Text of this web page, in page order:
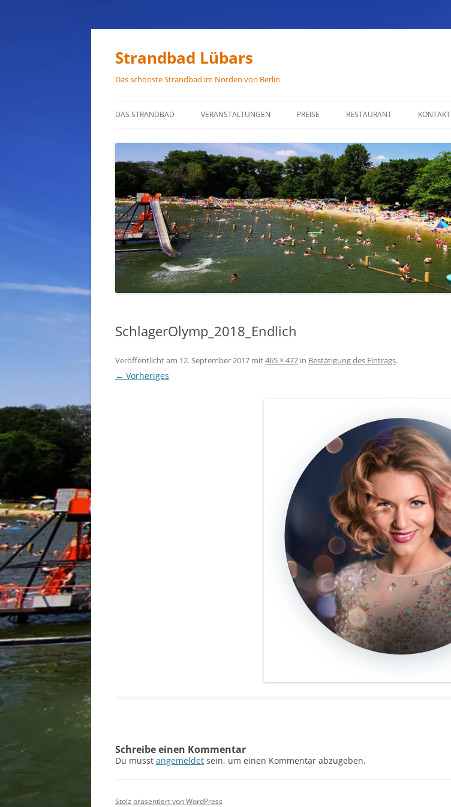
Zum
Strandbad Lübars
Das schönste Strandbad im Norden von Berlin
DAS STRANDBAD
ANFAHRT
HAUSORDNUNG
VERMIETUNG
PRESSEFOTOS
JOB-ANGEBOTE
VERANSTALTUNGEN PREISE RESTAURANT
ÖFFNUNGSZEITEN
PARTYSERVICE
RÄUMLICHKEITEN
KONTAKT
SchlagerOlymp_2018_Endlich
Veröffentlicht am 12. September 2017 mit465 × 472 in Bestätigung des Eintrags.
← Vorheriges
Schreibe einen Kommentar
Du musst angemeldet sein, um einen Kommentar abzugeben.
Stolz präsentiert von WordPress